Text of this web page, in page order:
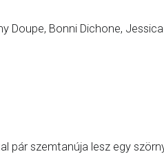
Doupe, Bonni Dichone,
pár szemtanúja lesz egy